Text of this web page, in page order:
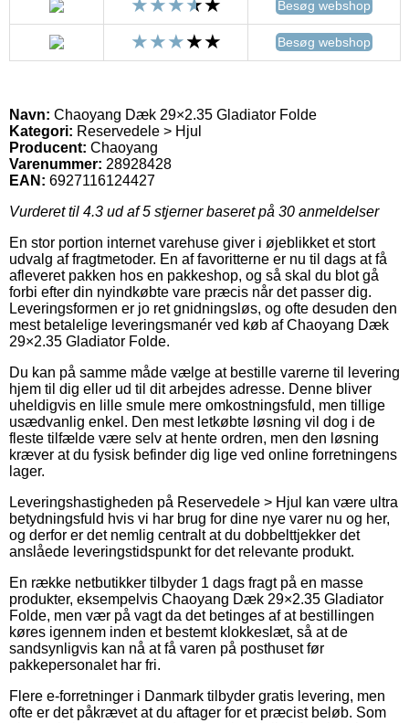
Besøg webshop
Besøg webshop
Navn: Chaoyang Dæk 29×2.35 Gladiator Folde
Kategori: Reservedele > Hjul
Producent: Chaoyang
Varenummer: 28928428
EAN: 6927116124427
Vurderet til 4.3 ud af 5 stjerner baseret på 30 anmeldelser
En stor portion internet varehuse giver i øjeblikket et stort
udvalg af fragtmetoder. En af favoritterne er nu til dags at få
afleveret pakken hos en pakkeshop, og så skal du blot gå
forbi efter din nyindkøbte vare præcis når det passer dig.
Leveringsformen er jo ret gnidningsløs, og ofte desuden den
mest betalelige leveringsmanér ved køb af Chaoyang Dæk
29×2.35 Gladiator Folde.
Du kan på samme måde vælge at bestille varerne til levering
hjem til dig eller ud til dit arbejdes adresse. Denne bliver
uheldigvis en lille smule mere omkostningsfuld, men tillige
usædvanlig enkel. Den mest letkøbte løsning vil dog i de
fleste tilfælde være selv at hente ordren, men den løsning
kræver at du fysisk befinder dig lige ved online forretningens
lager.
Leveringshastigheden på Reservedele > Hjul kan være ultra
betydningsfuld hvis vi har brug for dine nye varer nu og her,
og derfor er det nemlig centralt at du dobbelttjekker det
anslåede leveringstidspunkt for det relevante produkt.
En række netbutikker tilbyder 1 dags fragt på en masse
produkter, eksempelvis Chaoyang Dæk 29×2.35 Gladiator
Folde, men vær på vagt da det betinges af at bestillingen
køres igennem inden et bestemt klokkeslæt, så at de
sandsynligvis kan nå at få varen på posthuset før
pakkepersonalet har fri.
Flere e-forretninger i Danmark tilbyder gratis levering, men
ofte er det påkrævet at du aftager for et præcist beløb. Som